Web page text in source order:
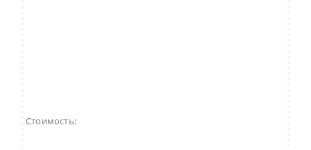
Стоимость: